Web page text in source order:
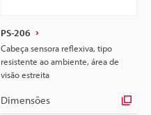
PS-206
Cabeça sensora reflexiva, tipo
resistente ao ambiente, área de
visão estreita
Dimensões